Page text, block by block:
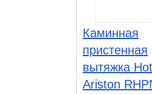
Каминная
пристенная
вытяжка
Ariston